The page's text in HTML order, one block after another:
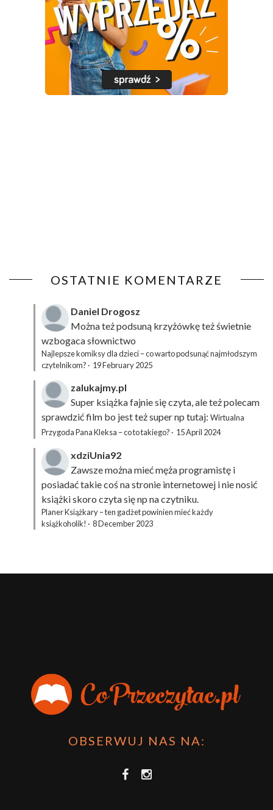
OSTATNIE KOMENTARZE
Daniel Drogosz
Można też podsuną krzyżówkęteż świetnie
wzbogaca słownictwo
Najlepsze komiksy dla dzieci – co warto podsunąć najmłodszym
czytelnikom? · 19 February 2025
zalukajmy.pl
Super książka fajnie się czyta, ale też polecam
sprawdzić film bo jest też super np tutaj: Wirtualna
Przygoda Pana Kleksa – co to takiego? · 15 April 2024
xdziUnia92
Zawsze można mieć męża programistę i
posiadać takie coś na stronie internetowej i nie nosić
książki skoro czyta się np na czytniku.
Planer Książkary – ten gadżet powinien mieć każdy
książkoholik! · 8 December 2023
OBSERWUJ NAS NA: